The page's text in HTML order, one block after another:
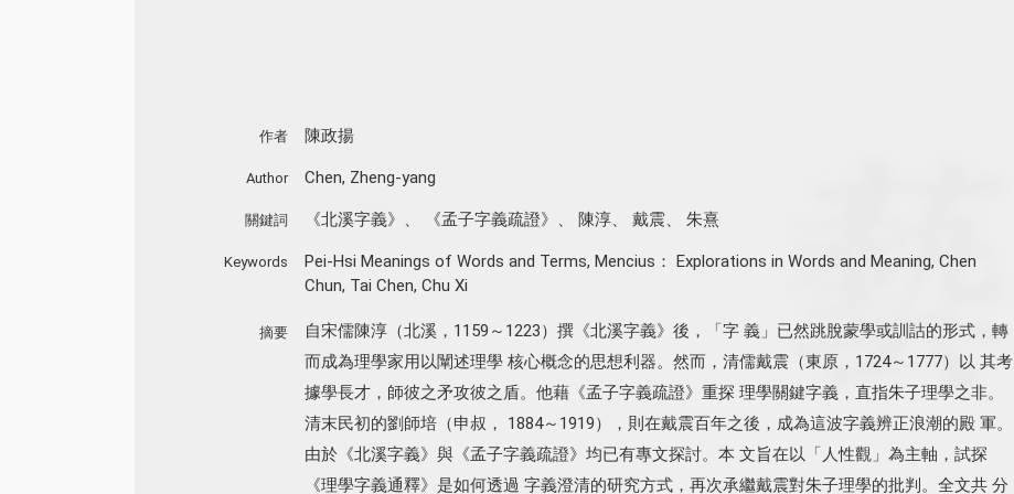
作者 陳政揚
Author Chen, Zheng-yang
關鍵詞 《北溪字義》 《孟子字義疏證》 陳淳、 戴震 朱熹
Keywords Pei-Hsi Meanings of Words and Terms, Mencius： Explorations in Words and Meaning, Chen
Chun, Tai Chen, Chu Xi
摘要
自宋儒陳淳（北溪，1159～1223）撰《北溪字義》後，「字 義」已然跳脫蒙學或訓詁的形式，轉
而成為理學家用以闡述理學 核心概念的思想利器。然而，清儒戴震（東原，1724～1777）以 其考
據學長才，師彼之矛攻彼之盾。他藉《孟子字義疏證》重探 理學關鍵字義，直指朱子理學之非。
清末民初的劉師培（申叔， 1884～1919），則在戴震百年之後，成為這波字義辨正浪潮的殿 軍。
由於《北溪字義》與《孟子字義疏證》均已有專文探討。本 文旨在以「人性觀」為主軸，試探
《理學字義通釋》是如何透過 字義澄清的研究方式，再次承繼戴震對朱子理學的批判。全文共 分